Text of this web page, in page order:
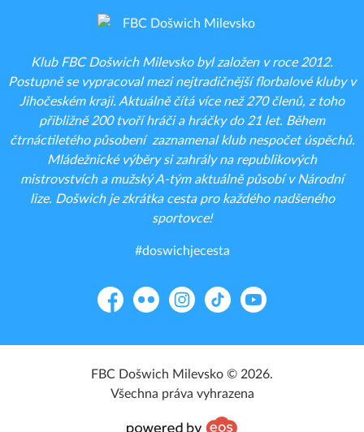
Klub FBC Došwich Milevsko byl založen v roce 2012.
Postupně se vypracoval mezi nejtradičnější florbalové kluby v
Jihočeském kraji. Aktuálně čítá více než 270 členů, z toho
přibližně 200 tvoří hráči a hráčky do 21 let. Během
čtrnáctiletého působení zaznamenal klub nespočet úspěchů.
Mládežnické výběry si zahrály na republikových
mistrovstvích a mužský A-tým aktuálně působí v Národní
lize. Došwich je zkrátka cesta pro každého nadšeného
sportovce!
#doswichjecesta
FacebookFlickr Instagram
TikTok YouTube
FBC Došwich Milevsko © 2026.
Všechna práva vyhrazena